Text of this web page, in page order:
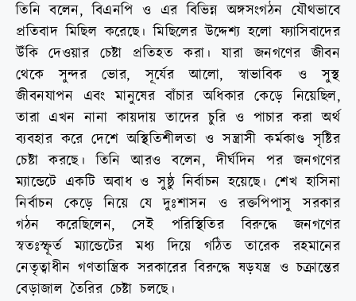
তিনি বলেন, বিএনপি ও এর বিভিন্ন অঙ্গসংগঠন যৌথভাবে
প্রতিবাদ মিছিল করেছে। মিছিলের উদ্দেশ্য হলো ফ্যাসিবাদের
উঁকি দেওয়ার চেষ্টা প্রতিহত করা। যারা জনগণের জীবন
থেকে সুন্দর ভোর, সূর্যের আলো, স্বাভাবিক ও সুস্থ
জীবনযাপন এবং মানুষের বাঁচার অধিকার কেড়ে নিয়েছিল,
তারা এখন নানা কায়দায় তাদের চুরি ও পাচার করা অর্থ
ব্যবহার করে দেশে অস্থিতিশীলতা ও সন্ত্রাসী কর্মকাণ্ড সৃষ্টির
চেষ্টা করছে। তিনি আরও বলেন, দীর্ঘদিন পর জনগণের
ম্যান্ডেটে একটি অবাধ ও সুষ্ঠু নির্বাচন হয়েছে। শেখ হাসিনা
নির্বাচন কেড়ে নিয়ে যে দুঃশাসন ও রক্তপিপাসু সরকার
গঠন করেছিলেন, সেই পরিস্থিতির বিরুদ্ধে জনগণের
স্বতঃস্ফূর্ত ম্যান্ডেটের মধ্য দিয়ে গঠিত তারেক রহমানের
নেতৃত্বাধীন গণতান্ত্রিক সরকারের বিরুদ্ধে ষড়যন্ত্র ও চক্রান্তের
বেড়াজাল তৈরির চেষ্টা চলছে।